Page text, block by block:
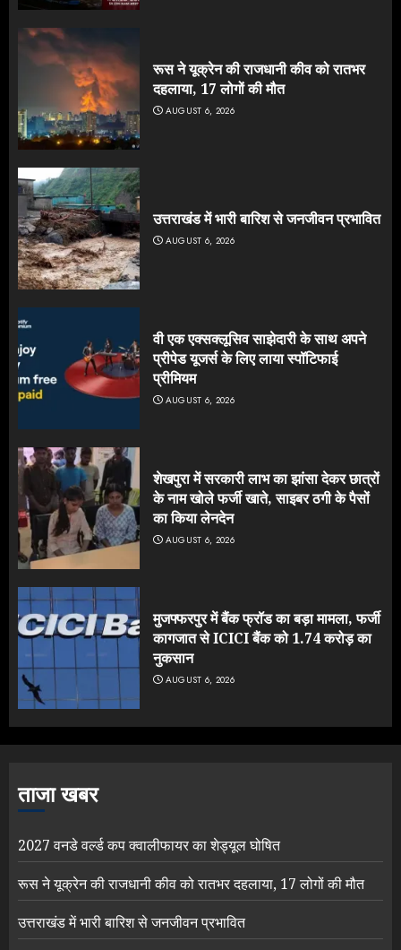
रूस ने यूक्रेन की राजधानी कीव को रातभर
दहलाया, 17 लोगों की मौत
AUGUST 6, 2026
उत्तराखंड में भारी बारिश से जनजीवन प्रभावित
AUGUST 6, 2026
वी एक एक्सक्लूसिव साझेदारी के साथ अपने
प्रीपेड यूजर्स के लिए लाया स्पॉटिफाई
प्रीमियम
AUGUST 6, 2026
शेखपुरा में सरकारी लाभ का झांसा देकर छात्रों
के नाम खोले फर्जी खाते, साइबर ठगी के पैसों
का किया लेनदेन
AUGUST 6, 2026
मुजफ्फरपुर में बैंक फ्रॉड का बड़ा मामला, फर्जी
कागजात से ICICI बैंक को 1.74 करोड़ का
नुकसान
AUGUST 6, 2026
ताजा खबर
2027 वनडे वर्ल्ड कप क्वालीफायर का शेड्यूल घोषित
रूस ने यूक्रेन की राजधानी कीव को रातभर दहलाया, 17 लोगों की मौत
उत्तराखंड में भारी बारिश से जनजीवन प्रभावित